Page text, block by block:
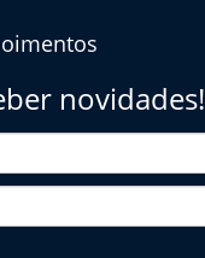
novidades!